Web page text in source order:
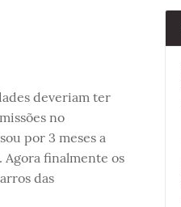
deveriam ter
no
por 3 meses a
Agora finalmente os
das